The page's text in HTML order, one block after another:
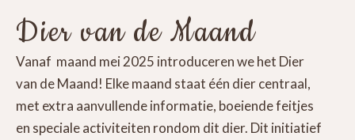
Dier van de Maand
Vanaf maand mei 2025 introduceren we het Dier
van de Maand! Elke maand staat één dier centraal,
met extra aanvullende informatie, boeiende feitjes
en speciale activiteiten rondom dit dier. Dit initiatief